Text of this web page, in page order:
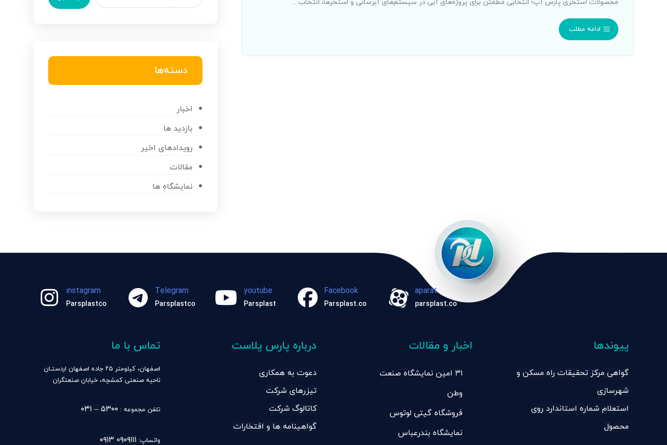
محصولات استخری پارس آپ؛ انتخابی مطمئن برای پروژه‌های آبی در سیستم‌های آبرسانی و استخرها، انتخاب ...
ادامه مطلب
دسته‌ها
اخبار
بازدید ها
رویدادهای اخیر
مقالات
نمایشگاه ها
instagram
Parsplastco
Telegram
Parsplastco
youtube
Parsplast
Facebook
Parsplast.co
aparat
parsplast.co
پیوندها
گواهی مرکز تحقیقات راه مسکن و
شهرسازی
استعلام شماره استاندارد روی
محصول
اخبار و مقالات
۳۱ امین نمایشگاه صنعت
ساختمان تبریز
وطن
فروشگاه گیتی لوتوس
نمایشگاه بندرعباس
درباره پارس پلاست
دعوت به همکاری
تیزرهای شرکت
کاتالوگ شرکت
گواهینامه ها و افتخارات
تماس با ما
اصفهان، کیلومتر ۲۵ جاده اصفهان اردستـان
ناحیه صنعتی کمشچه، خیابان صنعتگران
تلفن مجموعه : ۵۳۰۰ – ۰۳۱
واتساپ: ۰۹۰۹۱۱۱ ۰۹۱۳